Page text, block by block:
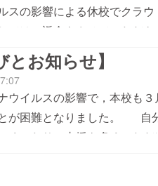
スの影響による休校でクラ
ては，返金をさせていた
はアイデアを実現できなか
も，どうぞよろしくお願いい
とお知らせ】
ウイルスの影響で，本校も
が困難となりました。 自
くったり，支援を多くいた
と話し合った結果，クラウ
たちは 「せっかくここまで